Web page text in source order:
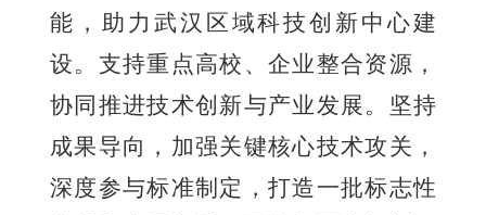
能，助力武汉区域科技创新中心建
设。支持重点高校、企业整合资源，
协同推进技术创新与产业发展。坚持
成果导向，加强关键核心技术攻关，
深度参与标准制定，打造一批标志性